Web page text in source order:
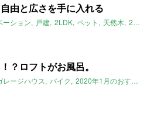
由と広さを手に入れる
ーション 戸建 2LDK ペット 天然木 2020年1月のおすすめ
？ロフトがお風呂。
レージハウス バイク 2020年1月のおすすめ